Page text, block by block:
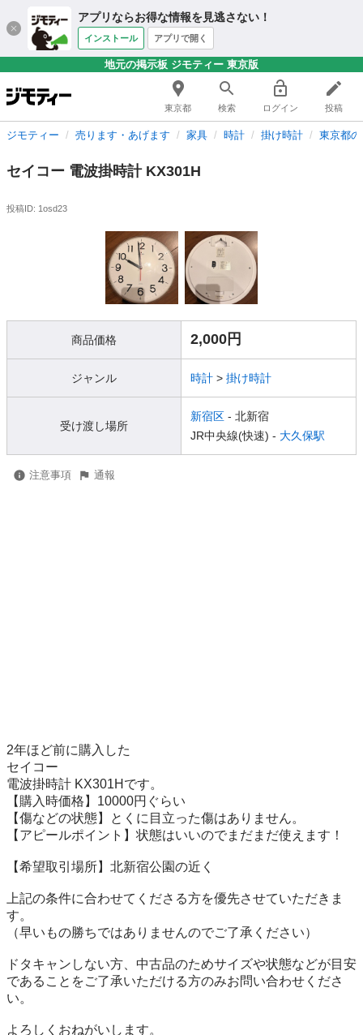
アプリならお得な情報を見逃さない！
インストール アプリで開く
地元の掲示板 ジモティー 東京版
東京都 検索 ログイン 投稿
ジモティー 売ります・あげます 家具 時計 掛け時計 東京都
セイコー 電波掛時計 KX301H
投稿ID: 1osd23
商品価格 2,000円
ジャンル 時計 > 掛け時計
受け渡し場所
新宿区 - 北新宿
JR中央線(快速) - 大久保駅
注意事項 通報
2年ほど前に購入した
セイコー
電波掛時計 KX301Hです。
【購入時価格】10000円ぐらい
【傷などの状態】とくに目立った傷はありません。
【アピールポイント】状態はいいのでまだまだ使えます！
【希望取引場所】北新宿公園の近く
上記の条件に合わせてくださる方を優先させていただきま
す。
（早いもの勝ちではありませんのでご了承ください）
ドタキャンしない方、中古品のためサイズや状態などが目安
であることをご了承いただける方のみお問い合わせくださ
い。
よろしくおねがいします。